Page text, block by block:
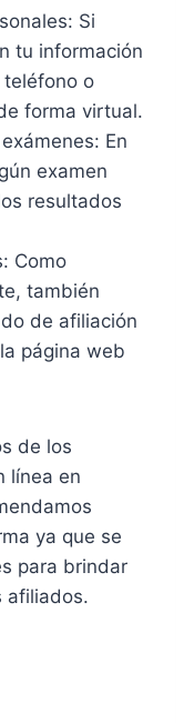
Si
tu información
teléfono o
forma virtual.
En
examen
resultados
Como
también
de afiliación
página web
de los
línea en
ya que se
para brindar
afiliados.